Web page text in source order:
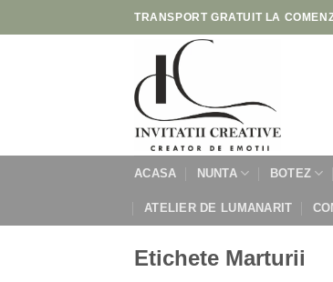
to
TRANSPORT GRATUIT LA
ACASA NUNTA BOTEZ
ATELIER DE LUMANARIT
Etichete Marturii